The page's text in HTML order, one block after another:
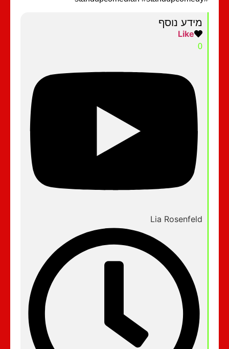
מידע נוסף
Lia Rosenfeld